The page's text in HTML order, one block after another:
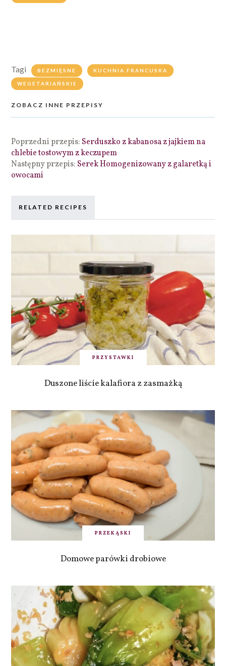
Tagi BEZMIĘSNE KUCHNIA FRANCUSKA
WEGETARIAŃSKIE
ZOBACZ INNE PRZEPISY
Poprzedni przepis: Serduszko z kabanosa z jajkiem na
chlebie tostowym z keczupem
Następny przepis: Serek Homogenizowany z galaretką i
owocami
RELATED RECIPES
PRZYSTAWKI
Duszone liście kalafiora z zasmażką
PRZEKĄSKI
Domowe parówki drobiowe